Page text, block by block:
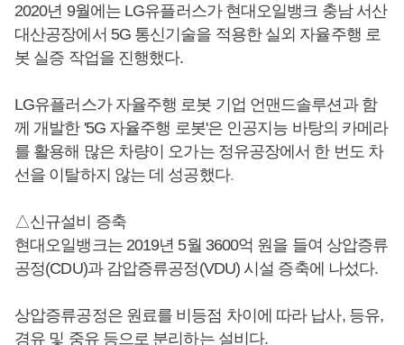
2020년 9월에는 LG유플러스가 현대오일뱅크 충남 서산
대산공장에서 5G 통신기술을 적용한 실외 자율주행 로
봇 실증 작업을 진행했다.
LG유플러스가 자율주행 로봇 기업 언맨드솔루션과 함
께 개발한 '5G 자율주행 로봇'은 인공지능 바탕의 카메라
를 활용해 많은 차량이 오가는 정유공장에서 한 번도 차
선을 이탈하지 않는 데 성공했다.
△신규설비 증축
현대오일뱅크는 2019년 5월 3600억 원을 들여 상압증류
공정(CDU)과 감압증류공정(VDU) 시설 증축에 나섰다.
상압증류공정은 원료를 비등점 차이에 따라 납사, 등유,
경유 및 중유 등으로 분리하는 설비다.